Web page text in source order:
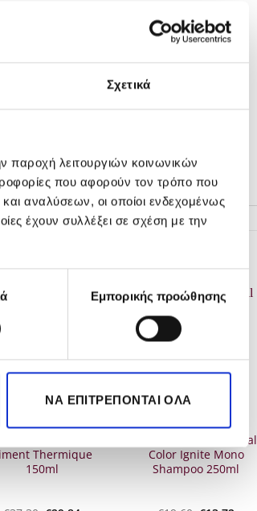
Σχετικά
παροχή λειτουργιών κοινωνικών
που αφορούν τον τρόπο που
αναλύσεων, οι οποίοι ενδεχομένως
έχουν συλλέξει σε σχέση με την
Εμπορικής προώθησης
ΝΑ ΕΠΙΤΡΈΠΟΝΤΑΙ ΌΛΑ
Thermique
150ml
-30%
OUT OF STOCK
Sebastian Professional
Color Ignite Mono
Shampoo 250ml